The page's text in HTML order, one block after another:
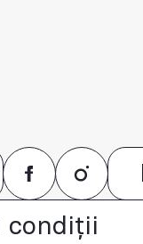
condiții